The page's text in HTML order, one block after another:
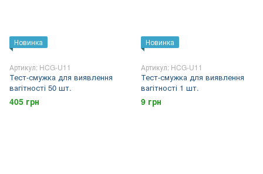
Новинка
Артикул: HCG-U11
Тест-смужка для виявлення
вагітності 50 шт.
405 грн
Новинка
Артикул: HCG-U11
Тест-смужка для виявлення
вагітності 1 шт.
9 грн